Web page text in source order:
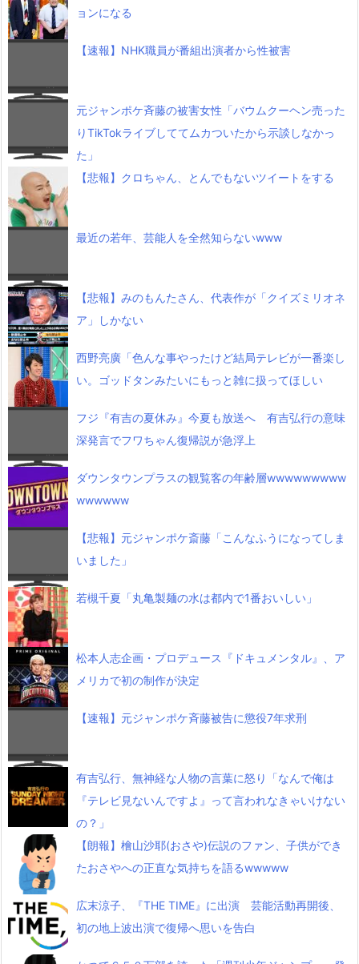
ョンになる
【速報】NHK職員が番組出演者から性被害
元ジャンポケ斉藤の被害女性「バウムクーヘン売った
りTikTokライブしててムカついたから示談しなかっ
た」
【悲報】クロちゃん、とんでもないツイートをする
最近の若年、芸能人を全然知らないwww
【悲報】みのもんたさん、代表作が「クイズミリオネ
ア」しかない
西野亮廣「色んな事やったけど結局テレビが一番楽し
い。ゴッドタンみたいにもっと雑に扱ってほしい
フジ『有吉の夏休み』今夏も放送へ 有吉弘行の意味
深発言でフワちゃん復帰説が急浮上
ダウンタウンプラスの観覧客の年齢層wwwwwwwww
wwwwww
【悲報】元ジャンポケ斎藤「こんなふうになってしま
いました」
若槻千夏「丸亀製麺の水は都内で1番おいしい」
松本人志企画・プロデュース『ドキュメンタル』、ア
メリカで初の制作が決定
【速報】元ジャンポケ斉藤被告に懲役7年求刑
有吉弘行、無神経な人物の言葉に怒り「なんで俺は
『テレビ見ないんですよ』って言われなきゃいけない
の？」
【朗報】檜山沙耶(おさや)伝説のファン、子供ができ
たおさやへの正直な気持ちを語るwwwww
広末涼子、『THE TIME』に出演 芸能活動再開後、
初の地上波出演で復帰へ思いを告白